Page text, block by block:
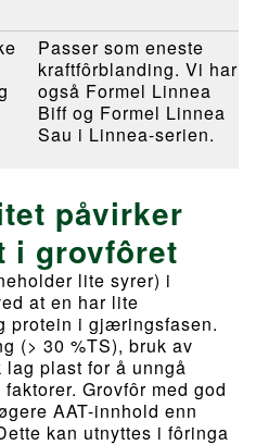
Passer som eneste
kraftfôrblanding. Vi har
også Formel Linnea
Biff og Formel Linnea
Sau i Linnea-serien.
påvirker
i grovfôret
lite syrer) i
at en har lite
protein i gjæringsfasen.
(> 30 %TS), bruk av
plast for å unngå
Grovfôr med god
AAT-innhold enn
kan utnyttes i fôringa